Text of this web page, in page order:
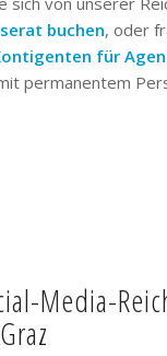
buchen, oder
für
permanentem
Media-